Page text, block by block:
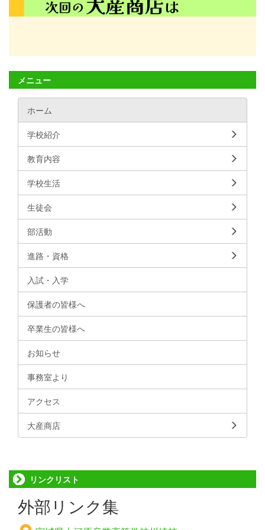
メニュー
ホーム
学校紹介
教育内容
学校生活
生徒会
部活動
進路・資格
入試・入学
保護者の皆様へ
卒業生の皆様へ
お知らせ
事務室より
アクセス
大産商店
リンクリスト
外部リンク集